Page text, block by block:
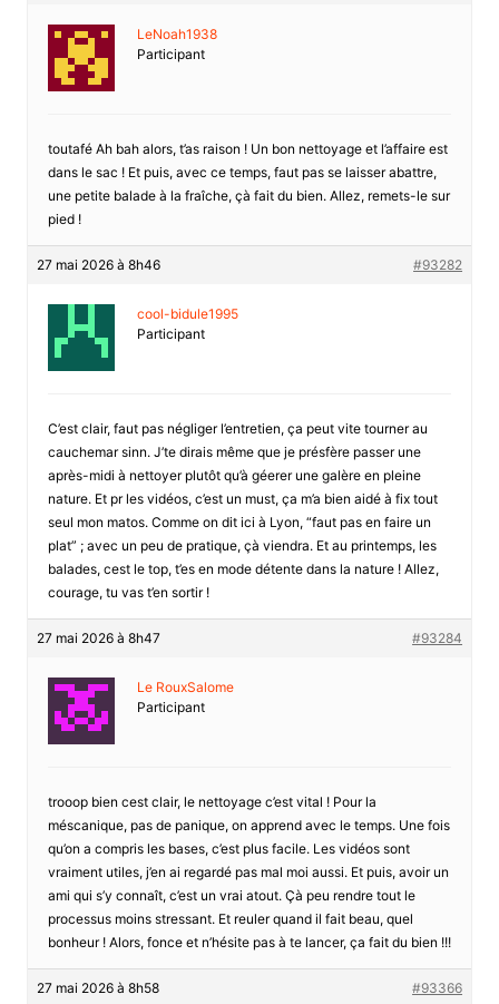
LeNoah1938
Participant
toutafé Ah bah alors, t’as raison ! Un bon nettoyage et l’affaire est
dans le sac ! Et puis, avec ce temps, faut pas se laisser abattre,
une petite balade à la fraîche, çà fait du bien. Allez, remets-le sur
pied !
27 mai 2026 à 8h46 #93282
cool-bidule1995
Participant
C’est clair, faut pas négliger l’entretien, ça peut vite tourner au
cauchemar sinn. J’te dirais même que je présfère passer une
après-midi à nettoyer plutôt qu’à géerer une galère en pleine
nature. Et pr les vidéos, c’est un must, ça m’a bien aidé à fix tout
seul mon matos. Comme on dit ici à Lyon, “faut pas en faire un
plat” ; avec un peu de pratique, çà viendra. Et au printemps, les
balades, cest le top, t’es en mode détente dans la nature ! Allez,
courage, tu vas t’en sortir !
27 mai 2026 à 8h47 #93284
Le RouxSalome
Participant
trooop bien cest clair, le nettoyage c’est vital ! Pour la
méscanique, pas de panique, on apprend avec le temps. Une fois
qu’on a compris les bases, c’est plus facile. Les vidéos sont
vraiment utiles, j’en ai regardé pas mal moi aussi. Et puis, avoir un
ami qui s’y connaît, c’est un vrai atout. Çà peu rendre tout le
processus moins stressant. Et reuler quand il fait beau, quel
bonheur ! Alors, fonce et n’hésite pas à te lancer, ça fait du bien !!!
27 mai 2026 à 8h58 #93366